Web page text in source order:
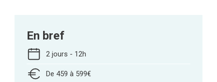
En bref
2 jours - 12h
De 459 à 599€